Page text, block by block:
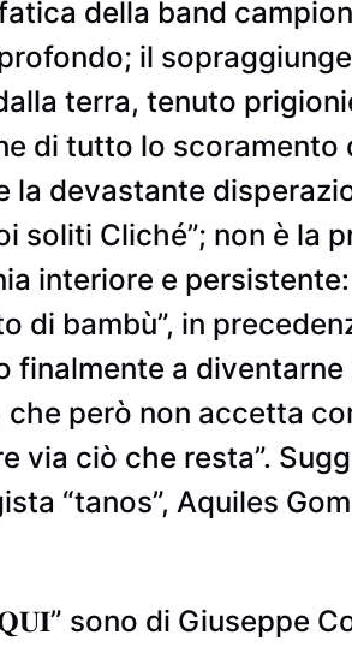
fatica della band
il
terra, tenuto
di tutto lo
devastante
soliti Cliché”; non è la
interiore e
di bambù”, in
a
però non accetta
via ciò che resta”.
“tanos”, Aquiles
sono di Giuseppe